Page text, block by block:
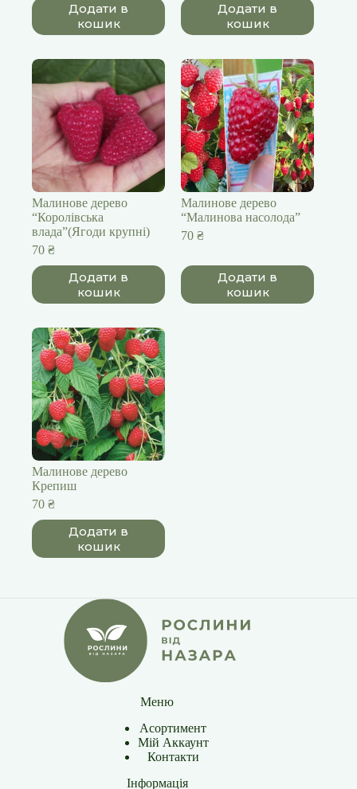
Додати в
кошик
Додати в
кошик
Малинове дерево
“Королівська
влада”(Ягоди крупні)
70 ₴
Додати в
кошик
Малинове дерево
“Малинова насолода”
70₴
Додати в
кошик
Малинове дерево
Крепиш
70 ₴
Додати в
кошик
Меню
Асортимент
Мій Аккаунт
Контакти
Інформація